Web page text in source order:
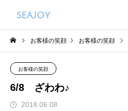
お客様の笑顔 お客様の笑顔
お客様の笑顔
6/8 ざわわ♪
2018.06.08